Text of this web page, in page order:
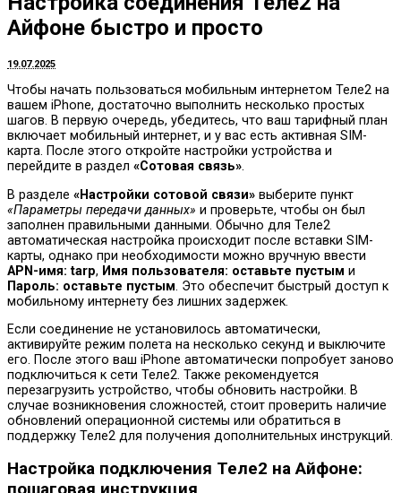
Айфоне быстро и просто
19.07.2025
Чтобы начать пользоваться мобильным интернетом Теле2 на
вашем iPhone, достаточно выполнить несколько простых
шагов. В первую очередь, убедитесь, что ваш тарифный план
включает мобильный интернет, и у вас есть активная SIM-
карта. После этого откройте настройки устройства и
перейдите в раздел «Сотовая связь».
В разделе «Настройки сотовой связи» выберите пункт
«Параметры передачи данных» и проверьте, чтобы он был
заполнен правильными данными. Обычно для Теле2
автоматическая настройка происходит после вставки SIM-
карты, однако при необходимости можно вручную ввести
APN-имя: tarp, Имя пользователя: оставьте пустым и
Пароль: оставьте пустым. Это обеспечит быстрый доступ к
мобильному интернету без лишних задержек.
Если соединение не установилось автоматически,
активируйте режим полета на несколько секунд и выключите
его. После этого ваш iPhone автоматически попробует заново
подключиться к сети Теле2. Также рекомендуется
перезагрузить устройство, чтобы обновить настройки. В
случае возникновения сложностей, стоит проверить наличие
обновлений операционной системы или обратиться в
поддержку Теле2 для получения дополнительных инструкций.
Настройка подключения Теле2 на Айфоне:
пошаговая инструкция